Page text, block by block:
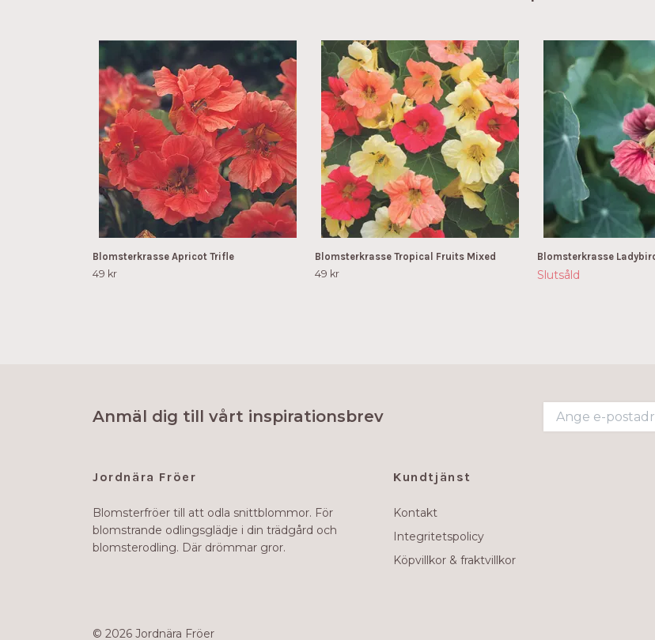
Blomsterkrasse Apricot Trifle
49 kr
Blomsterkrasse Tropical Fruits Mixed
49 kr
Blomsterkrasse
Slutsåld
Anmäl dig till vårt inspirationsbrev
Jordnära Fröer
Blomsterfröer till att odla snittblommor. För
blomstrande odlingsglädje i din trädgård och
blomsterodling. Där drömmar gror.
Kundtjänst
Kontakt
Integritetspolicy
Köpvillkor & fraktvillkor
© 2026 Jordnära Fröer